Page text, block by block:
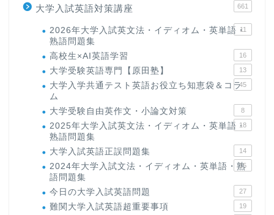
大学入試英語対策講座 661
2026年大学入試英文法・イディオム・英単語・
熟語問題集
11
高校生×AI英語学習 16
大学受験英語専門【原田塾】 13
大学入学共通テスト英語お役立ち知恵袋＆コラ
ム
45
大学受験自由英作文・小論文対策 8
2025年大学入試英文法・イディオム・英単語・
熟語問題集
18
大学入試英語正誤問題集 14
2024年大学入試文法・イディオム・英単語・熟
語問題集
15
今日の大学入試英語問題 27
難関大学入試英語超重要事項 19